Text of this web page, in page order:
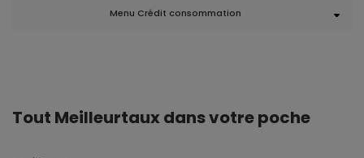
Menu Crédit consommation
Tout Meilleurtaux dans votre poche